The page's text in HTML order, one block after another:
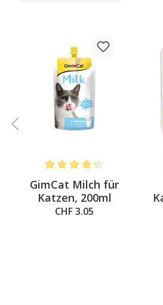
Average rating of 4.3 out of 5
GimCat Milch für
Katzen, 200ml
CHF 3.05